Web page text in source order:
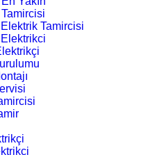
Tamircisi